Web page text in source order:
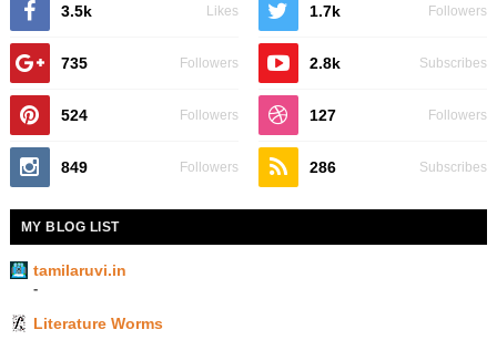
3.5k Likes 1.7k Followers
735 Followers 2.8k Subscribes
524 Followers 127 Followers
849 Followers 286 Subscribes
MY BLOG LIST
tamilaruvi.in
-
Literature Worms